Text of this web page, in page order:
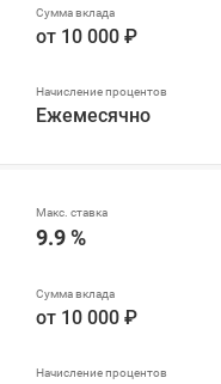
от 10 000 ₽
Ежемесячно
9.9 %
от 10 000 ₽